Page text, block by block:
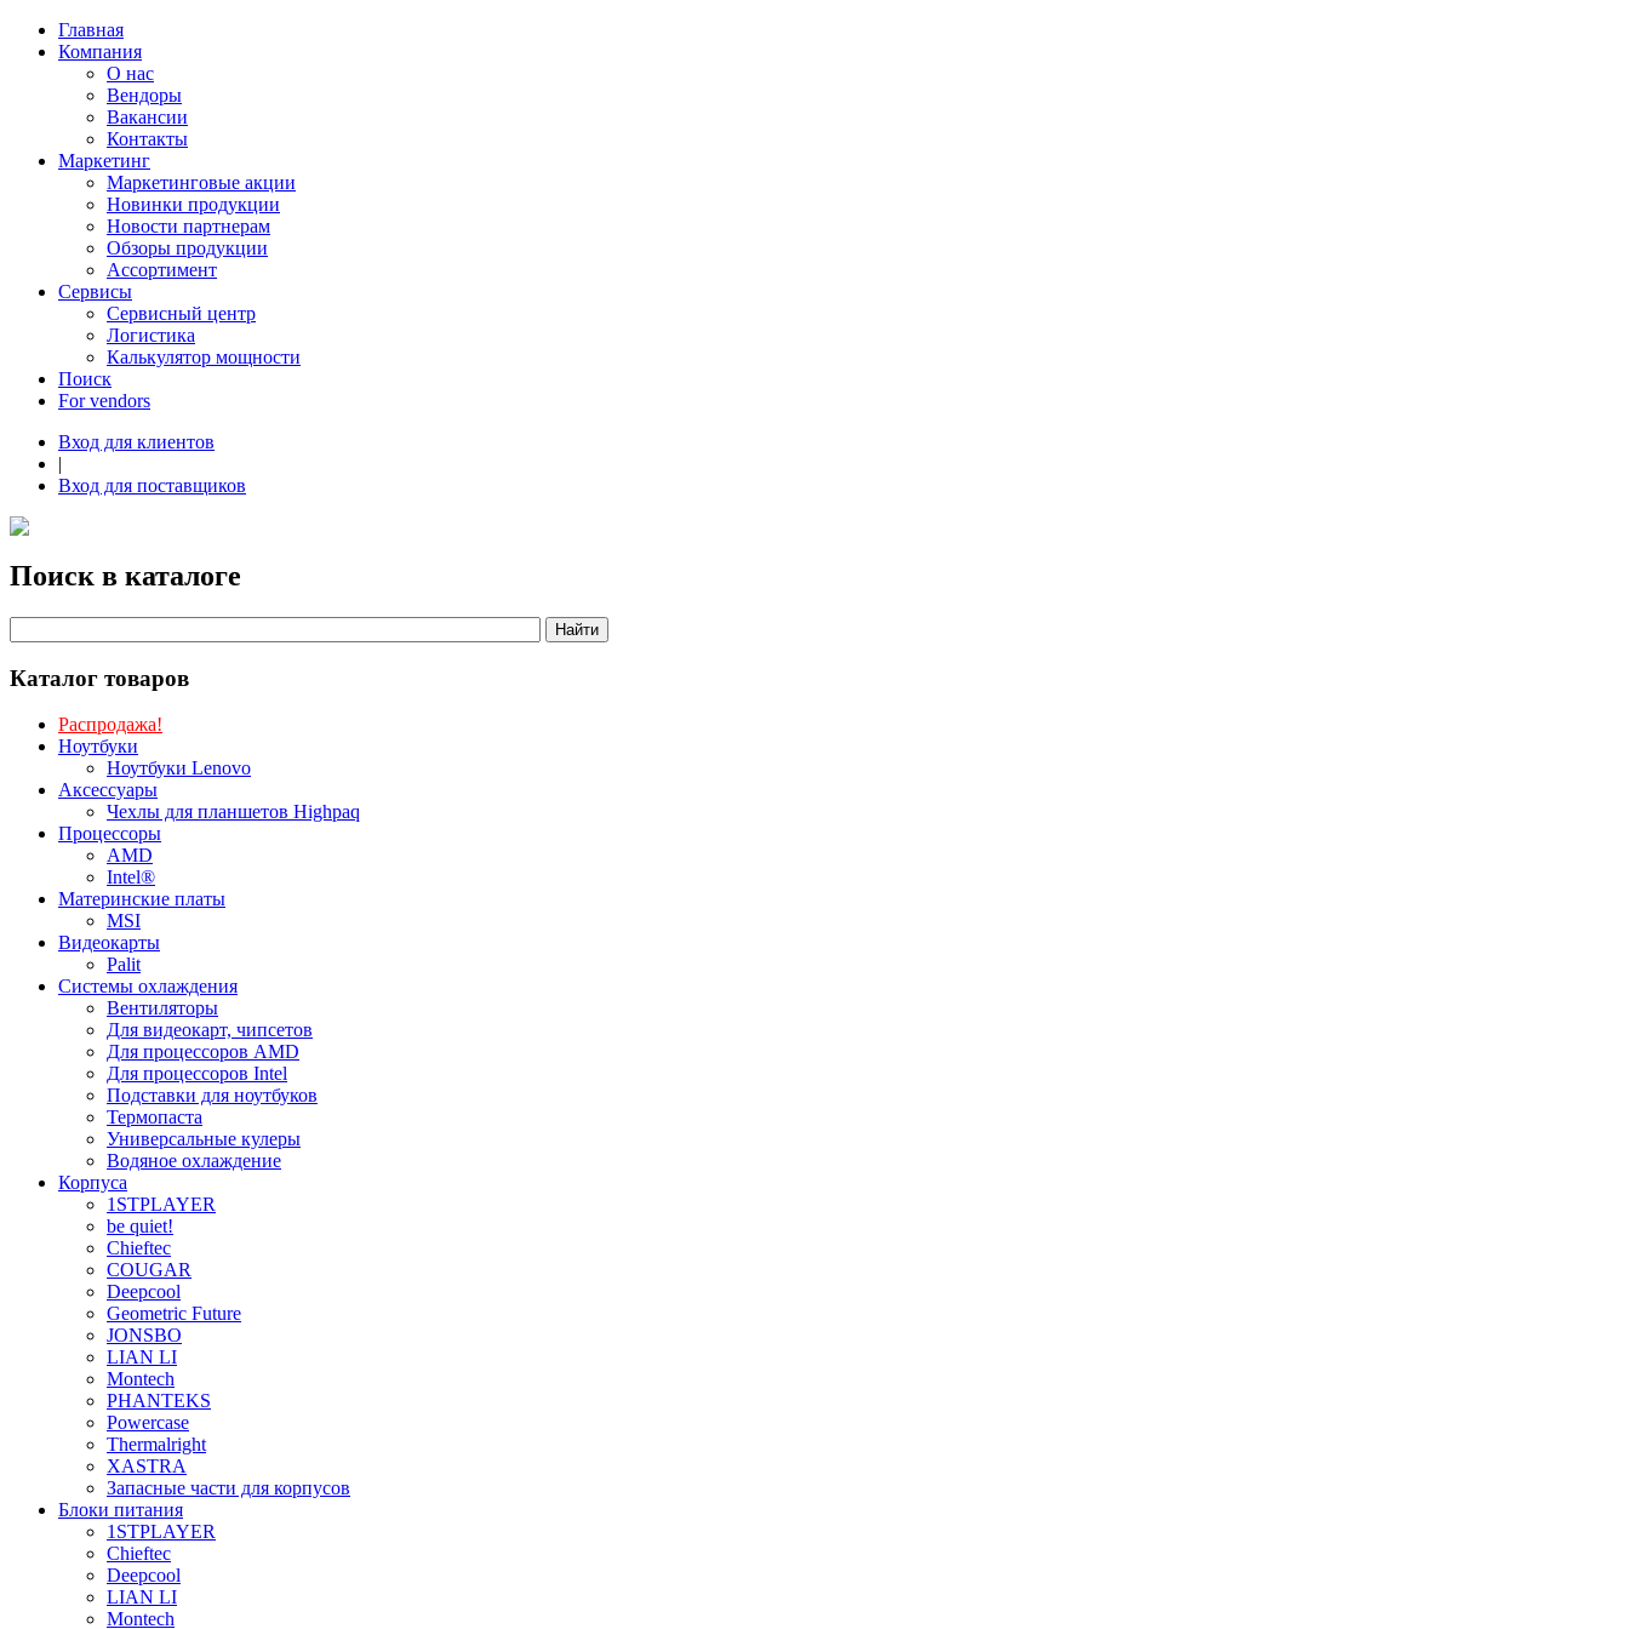
Главная
Компания
О нас
Вендоры
Вакансии
Контакты
Маркетинг
Маркетинговые акции
Новинки продукции
Новости партнерам
Обзоры продукции
Ассортимент
Сервисы
Сервисный центр
Логистика
Калькулятор мощности
Поиск
For vendors
Вход для клиентов
|
Вход для поставщиков
Поиск в каталоге
Каталог товаров
Распродажа!
Ноутбуки
Ноутбуки Lenovo
Аксессуары
Чехлы для планшетов Highpaq
Процессоры
AMD
Intel®
Материнские платы
MSI
Видеокарты
Palit
Системы охлаждения
Вентиляторы
Для видеокарт, чипсетов
Для процессоров AMD
Для процессоров Intel
Подставки для ноутбуков
Термопаста
Универсальные кулеры
Водяное охлаждение
Корпуса
1STPLAYER
be quiet!
Chieftec
COUGAR
Deepcool
Geometric Future
JONSBO
LIAN LI
Montech
PHANTEKS
Powercase
Thermalright
XASTRA
Запасные части для корпусов
Блоки питания
1STPLAYER
Chieftec
Deepcool
LIAN LI
Montech